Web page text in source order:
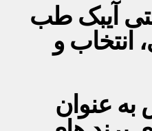
آیبک طب
انتخاب و
عنوان